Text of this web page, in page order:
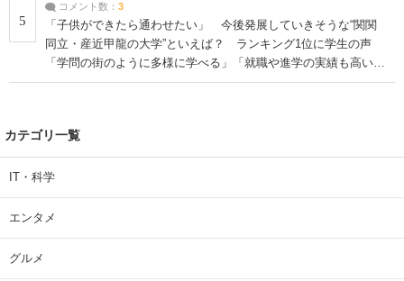
5
コメント数： 3
「子供ができたら通わせたい」 今後発展していきそうな“関関
同立・産近甲龍の大学”といえば？ ランキング1位に学生の声
「学問の街のように多様に学べる」「就職や進学の実績も高い」
| 大学 ねとらぼリサーチ
カテゴリ一覧
IT・科学
エンタメ
グルメ